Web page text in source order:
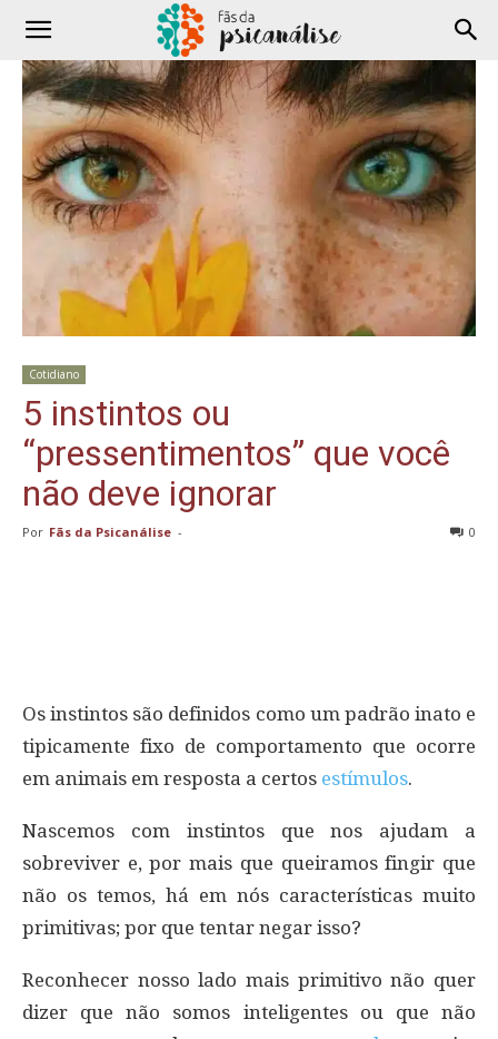
Cotidiano
5 instintos ou
“pressentimentos” que você
não deve ignorar
Por Fãs da Psicanálise - 0
Os instintos são definidos como um padrão inato e
tipicamente fixo de comportamento que ocorre
em animais em resposta a certos estímulos.
Nascemos com instintos que nos ajudam a
sobreviver e, por mais que queiramos fingir que
não os temos, há em nós características muito
primitivas; por que tentar negar isso?
Reconhecer nosso lado mais primitivo não quer
dizer que não somos inteligentes ou que não